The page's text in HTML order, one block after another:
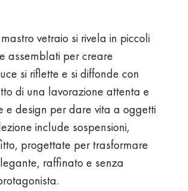
vetraio si rivela in piccoli
assemblati per creare
si riflette e si diffonde con
di una lavorazione attenta e
e design per dare vita a oggetti
include sospensioni,
progettate per trasformare
raffinato e senza